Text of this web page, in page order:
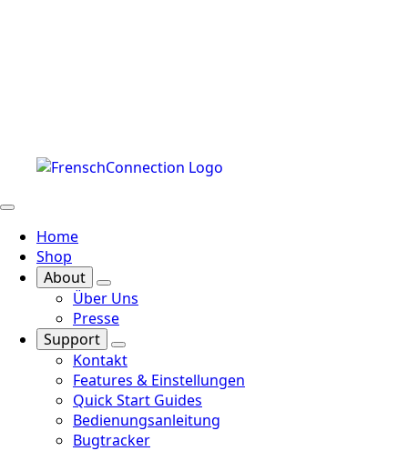
Home
Shop
About
Über Uns
Presse
Support
Kontakt
Features & Einstellungen
Quick Start Guides
Bedienungsanleitung
Bugtracker